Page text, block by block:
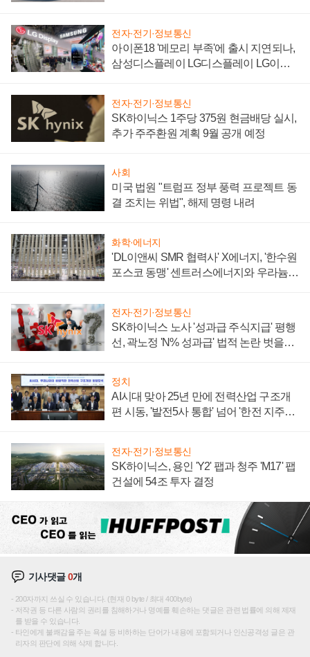
전자·전기·정보통신
아이폰18 '메모리 부족'에 출시 지연되나,
삼성디스플레이 LG디스플레이 LG이노
전자·전기·정보통신
SK하이닉스 1주당 375원 현금배당 실시,
추가 주주환원 계획 9월 공개 예정
사회
미국 법원 "트럼프 정부 풍력 프로젝트 동
결 조치는 위법", 해제 명령 내려
화학·에너지
'DL이앤씨 SMR 협력사' X에너지, '한수원
포스코 동맹' 센트러스에너지와 우라늄
전자·전기·정보통신
SK하이닉스 노사 '성과급 주식지급' 평행
선, 곽노정 'N% 성과급' 법적 논란 벗을지
정치
AI시대 맞아 25년 만에 전력산업 구조개
편 시동, '발전5사 통합' 넘어 '한전 지주사'
전자·전기·정보통신
SK하이닉스, 용인 'Y2' 팹과 청주 'M17' 팹
건설에 54조 투자 결정
기사댓글0개
200자까지 쓰실 수 있습니다. (현재 0 byte / 최대 400byte)
저작권 등 다른 사람의 권리를 침해하거나 명예를 훼손하는 댓글은 관련 법률에 의해 제재
를 받을 수 있습니다.
타인에게 불쾌감을 주는 욕설 등 비하하는 단어가 내용에 포함되거나 인신공격성 글은 관
리자의 판단에 의해 삭제 합니다.